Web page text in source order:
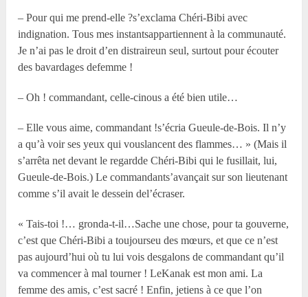
– Pour qui me prend-elle ?s’exclama Chéri-Bibi avec
indignation. Tous mes instantsappartiennent à la communauté.
Je n’ai pas le droit d’en distraireun seul, surtout pour écouter
des bavardages defemme !
– Oh ! commandant, celle-cinous a été bien utile…
– Elle vous aime, commandant !s’écria Gueule-de-Bois. Il n’y
a qu’à voir ses yeux qui vouslancent des flammes… » (Mais il
s’arrêta net devant le regardde Chéri-Bibi qui le fusillait, lui,
Gueule-de-Bois.) Le commandants’avançait sur son lieutenant
comme s’il avait le dessein del’écraser.
« Tais-toi !… gronda-t-il…Sache une chose, pour ta gouverne,
c’est que Chéri-Bibi a toujourseu des mœurs, et que ce n’est
pas aujourd’hui où tu lui vois desgalons de commandant qu’il
va commencer à mal tourner ! LeKanak est mon ami. La
femme des amis, c’est sacré ! Enfin, jetiens à ce que l’on